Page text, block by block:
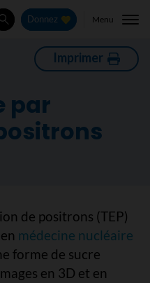
Donnez Menu
Imprimer
par
de positrons (TEP)
médecine nucléaire
forme de sucre
en 3D et en